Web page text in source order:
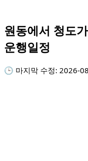
원동에서 청도
운행일정
🕒 마지막 수정: 2026-